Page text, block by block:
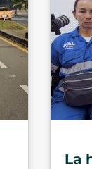
La